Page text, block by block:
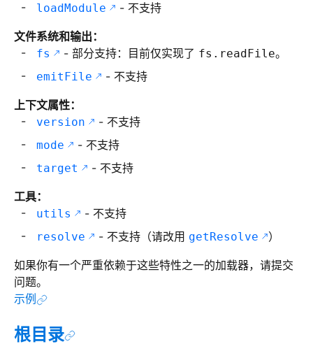
loadModule - 不支持
文件系统和输出：
fs - 部分支持：目前仅实现了 fs.readFile。
emitFile - 不支持
上下文属性：
version - 不支持
mode - 不支持
target - 不支持
工具：
utils - 不支持
resolve - 不支持（请改用 getResolve ）
如果你有一个严重依赖于这些特性之一的加载器，请提交
问题。
示例
根目录